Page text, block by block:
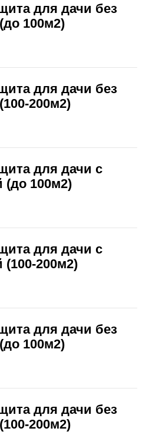
для дачи без
100м2)
для дачи без
200м2)
для дачи с
(до 100м2)
для дачи с
(100-200м2)
для дачи без
100м2)
для дачи без
200м2)